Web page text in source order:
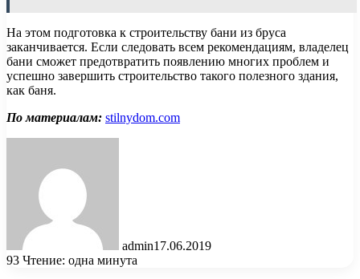
На этом подготовка к строительству бани из бруса
заканчивается. Если следовать всем рекомендациям, владелец
бани сможет предотвратить появлению многих проблем и
успешно завершить строительство такого полезного здания,
как баня.
По материалам: stilnydom.com
admin17.06.2019
93 Чтение: одна минута